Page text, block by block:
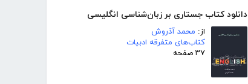
دانلود کتاب جستاری بر زبان‌شناسی انگلیسی
از: محمد آذروش
کتاب‌های متفرقه ادبیات
۳۷ صفحه